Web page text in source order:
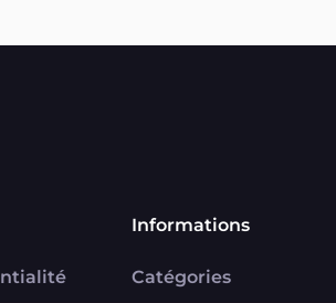
Informations
Catégories